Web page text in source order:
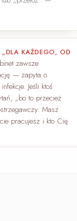
KAŻDEGO, OD
zawsze
— zapyta o
Jeśli ktoś
„bo to przecież
Masz
pracujesz i kto Cię